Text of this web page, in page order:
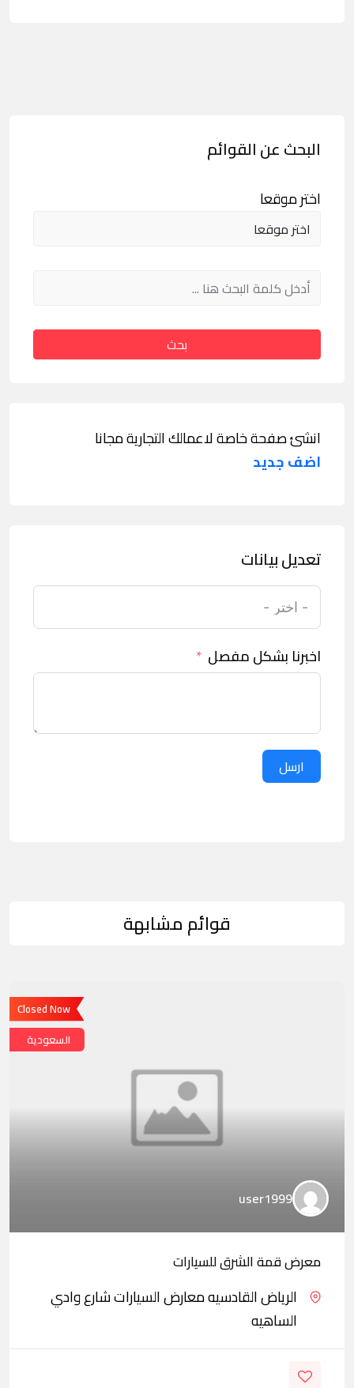
البحث عن القوائم
اختر موقعا
بحث
انشئ صفحة خاصة لاعمالك التجارية مجانا
اضف جديد
تعديل بيانات
اخبرنا بشكل مفصل
ارسل
قوائم مشابهة
Closed Now
السعودية
user1999
معرض قمة الشرق للسيارات
الرياض القادسيه معارض السيارات شارع وادي
الساهيه